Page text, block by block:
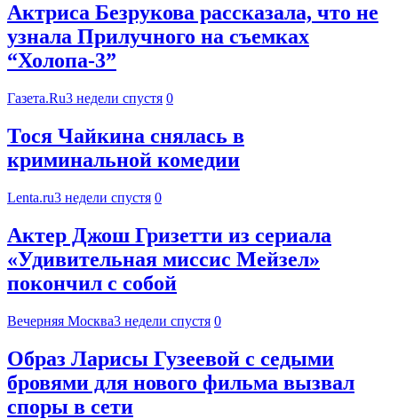
Актриса Безрукова рассказала, что не
узнала Прилучного на съемках
“Холопа-3”
Газета.Ru3 недели спустя 0
Тося Чайкина снялась в
криминальной комедии
Lenta.ru3 недели спустя 0
Актер Джош Гризетти из сериала
«Удивительная миссис Мейзел»
покончил с собой
Вечерняя Москва3 недели спустя 0
Образ Ларисы Гузеевой с седыми
бровями для нового фильма вызвал
споры в сети